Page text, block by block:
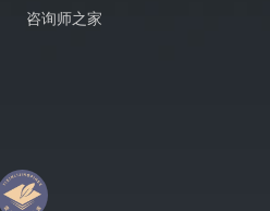
咨询师之家